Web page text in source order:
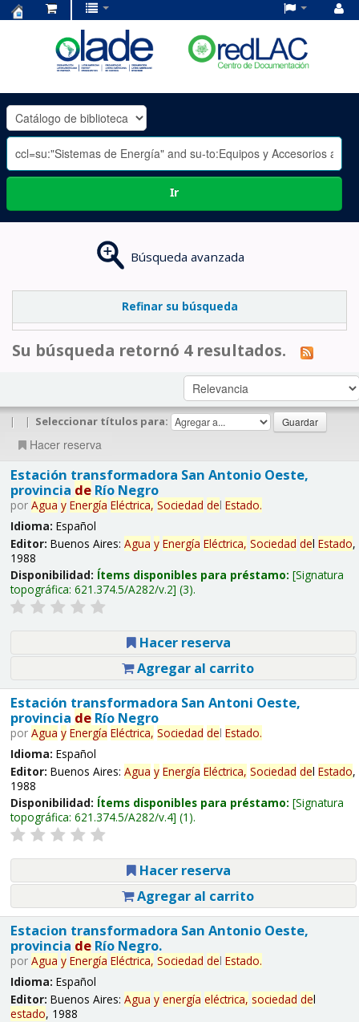
OLADE
-
Ir
Búsqueda avanzada
Refinar su búsqueda
Su búsqueda retornó 4 resultados.
| | Seleccionar títulos para:
Hacer reserva
Estación transformadora San Antonio Oeste,
provincia deRío Negro
por Agua y Energía Eléctrica, Sociedad del Estado.
Idioma: Español
Editor: Buenos Aires: Agua y Energía Eléctrica, Sociedad del Estado,
1988
Disponibilidad: Ítems disponibles para préstamo: Signatura
topográfica: 621.374.5/A282/v.2 (3).
Hacer reserva
Agregar al carrito
Estación transformadora San Antoni Oeste,
provincia deRío Negro
por Agua y Energía Eléctrica, Sociedad del Estado.
Idioma: Español
Editor: Buenos Aires: Agua y Energía Eléctrica, Sociedad del Estado,
1988
Disponibilidad: Ítems disponibles para préstamo: Signatura
topográfica: 621.374.5/A282/v.4 (1).
Hacer reserva
Agregar al carrito
Estacion transformadora San Antonio Oeste,
provincia deRío Negro.
por Agua y Energía Eléctrica, Sociedad del Estado.
Idioma: Español
Editor: Buenos Aires: Agua y energía eléctrica, sociedad del
estado, 1988